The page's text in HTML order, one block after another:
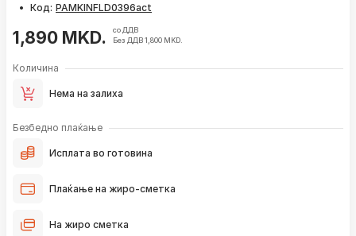
• Код:
1,890 MKD.
со ДДВ
Без ДДВ 1,800 MKD.
Количина
Нема на залиха
Безбедно плаќање
Исплата во готовина
Плаќање на жиро-сметка
На жиро сметка